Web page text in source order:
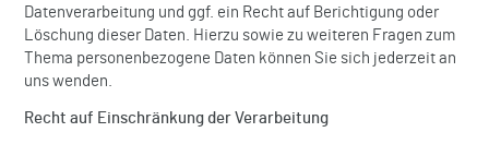
Datenverarbeitung und ggf. ein Recht auf Berichtigung oder
Löschung dieser Daten. Hierzu sowie zu weiteren Fragen zum
Thema personenbezogene Daten können Sie sich jederzeit an
uns wenden.
Recht auf Einschränkung der Verarbeitung